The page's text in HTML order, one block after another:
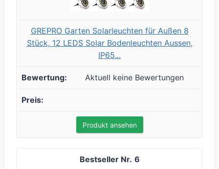
GREPRO Garten Solarleuchten für Außen 8
Stück, 12 LEDS Solar Bodenleuchten Aussen,
IP65...
Aktuell keine Bewertungen
Produkt ansehen
6